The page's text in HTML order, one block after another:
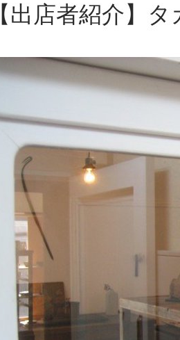
【出店者紹介】